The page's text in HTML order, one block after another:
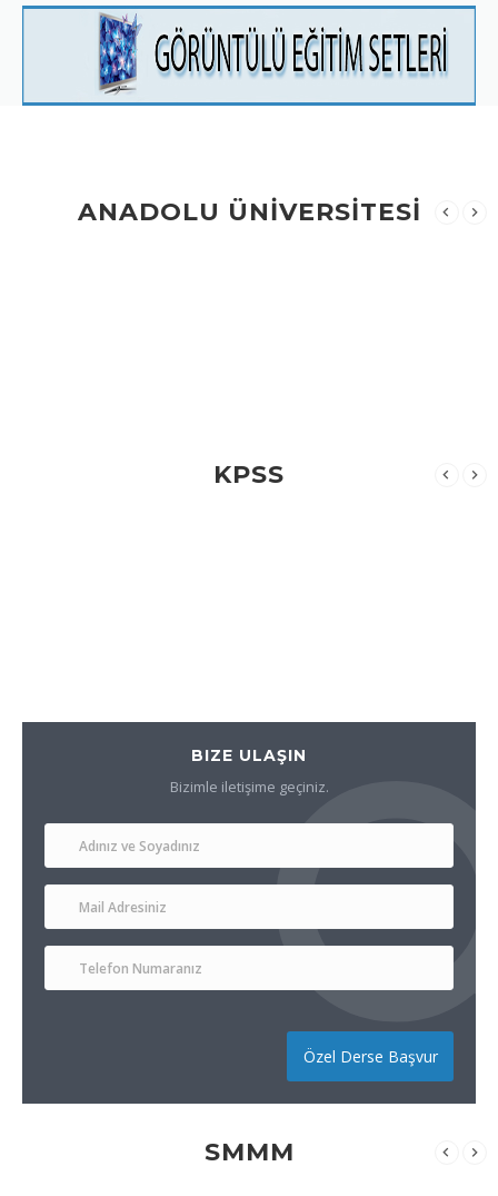
ANADOLU ÜNİVERSİTESİ
KPSS
BIZE ULAŞIN
Bizimle iletişime geçiniz.
Özel Derse Başvur
SMMM